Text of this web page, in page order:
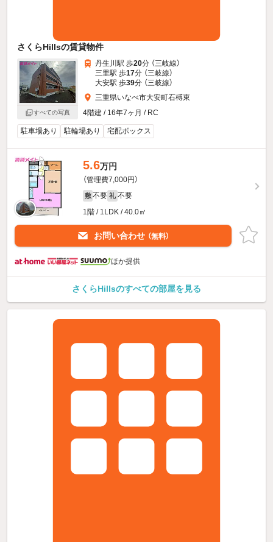
さくらHillsの賃貸物件
すべての写真
丹生川駅 歩20分 （三岐線）
三里駅 歩17分 （三岐線）
大安駅 歩39分 （三岐線）
三重県いなべ市大安町石榑東
4階建 / 16年7ヶ月 / RC
駐車場あり 駐輪場あり 宅配ボックス
5.6万円
（管理費7,000円）
敷 不要 礼 不要
1階 / 1LDK / 40.0㎡
お問い合わせ （無料）
ほか提供
さくらHillsのすべての部屋を見る